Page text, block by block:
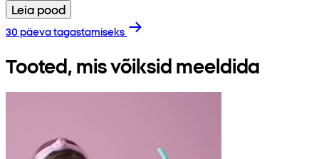
Leia pood
30 päeva tagastamiseks
Tooted, mis võiksid meeldida